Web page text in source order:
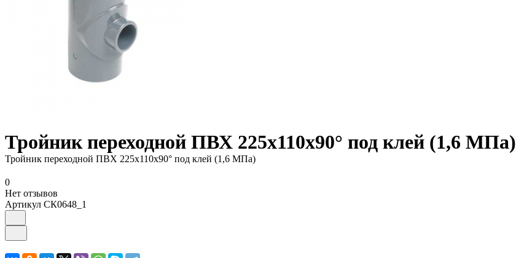
Тройник переходной ПВХ 225х110х90° под клей (1,6 МПа)
Тройник переходной ПВХ 225х110х90° под клей (1,6 МПа)
0
Нет отзывов
Артикул СК0648_1